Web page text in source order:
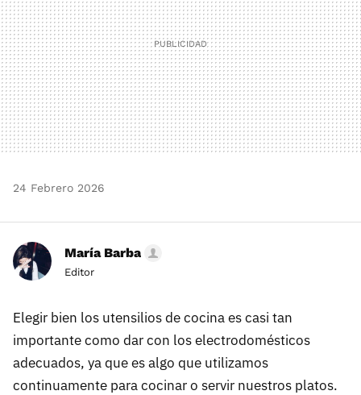
24 Febrero 2026
María Barba
Editor
Elegir bien los utensilios de cocina es casi tan
importante como dar con los electrodomésticos
adecuados, ya que es algo que utilizamos
continuamente para cocinar o servir nuestros platos.